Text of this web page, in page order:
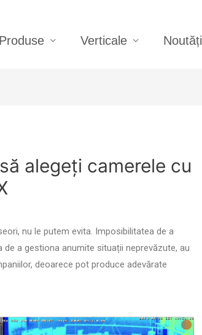
Produse Verticale Noutăți
alegeți camerele cu
nu le putem evita. Imposibilitatea de a
a gestiona anumite situații neprevăzute, au
deoarece pot produce adevărate